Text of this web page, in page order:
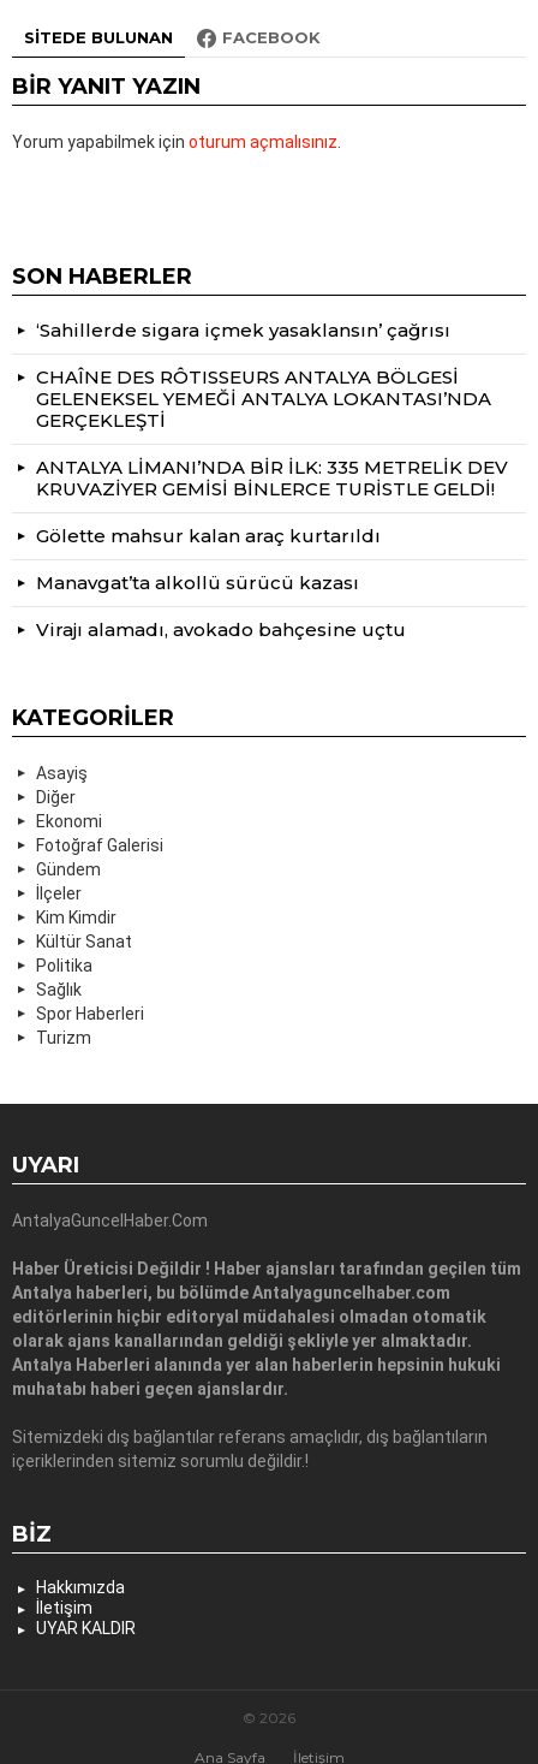
SITEDE BULUNAN FACEBOOK
BIR YANIT YAZIN
Yorum yapabilmek için oturum açmalısınız
SON HABERLER
‘Sahillerde sigara içmek yasaklansın’ çağrısı
CHAÎNE DES RÔTISSEURS ANTALYA BÖLGESİ
GELENEKSEL YEMEĞİ ANTALYA LOKANTASI’NDA
GERÇEKLEŞTİ
ANTALYA LİMANI’NDA BİR İLK: 335 METRELİK DEV
KRUVAZİYER GEMİSİ BİNLERCE TURİSTLE GELDİ!
Gölette mahsur kalan araç kurtarıldı
Manavgat’ta alkollü sürücü kazası
Virajı alamadı, avokado bahçesine uçtu
KATEGORILER
Asayiş
Diğer
Ekonomi
Fotoğraf Galerisi
Gündem
İlçeler
Kim Kimdir
Kültür Sanat
Politika
Sağlık
Spor Haberleri
Turizm
UYARI
AntalyaGuncelHaber.Com
Haber Üreticisi Değildir ! Haber ajansları tarafından geçilen tüm
Antalya haberleri, bu bölümde Antalyaguncelhaber.com
editörlerinin hiçbir editoryal müdahalesi olmadan otomatik
olarak ajans kanallarından geldiği şekliyle yer almaktadır.
Antalya Haberleri alanında yer alan haberlerin hepsinin hukuki
muhatabı haberi geçen ajanslardır.
Sitemizdeki dış bağlantılar referans amaçlıdır, dış bağlantıların
içeriklerinden sitemiz sorumlu değildir.!
BIZ
Hakkımızda
İletişim
UYAR KALDIR
© 2026
Ana Sayfa İletişim